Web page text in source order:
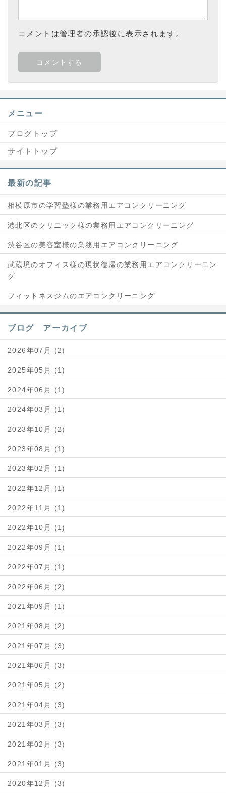
コメントは管理者の承認後に表示されます。
メニュー
ブログトップ
サイトトップ
最新の記事
相模原市の学習塾様の業務用エアコンクリーニング
港北区のクリニック様の業務用エアコンクリーニング
渋谷区の美容室様の業務用エアコンクリーニング
武蔵境のオフィス様の現状復帰の業務用エアコンクリーニン
グ
フィットネスジムのエアコンクリーニング
ブログ アーカイブ
2026年07月 (2)
2025年05月 (1)
2024年06月 (1)
2024年03月 (1)
2023年10月 (2)
2023年08月 (1)
2023年02月 (1)
2022年12月 (1)
2022年11月 (1)
2022年10月 (1)
2022年09月 (1)
2022年07月 (1)
2022年06月 (2)
2021年09月 (1)
2021年08月 (2)
2021年07月 (3)
2021年06月 (3)
2021年05月 (2)
2021年04月 (3)
2021年03月 (3)
2021年02月 (3)
2021年01月 (3)
2020年12月 (3)